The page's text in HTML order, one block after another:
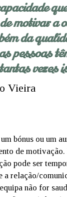
motivar a
da
pessoas
vezes
Vieira
bónus ou um
de motivação.
pode ser
a relação/
não for